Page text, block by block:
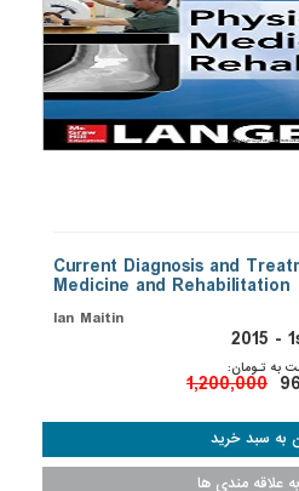
Current Diagnosis and
Medicine and Rehabilitation
Ian Maitin
2015 -
به تـومان:
1,200,000